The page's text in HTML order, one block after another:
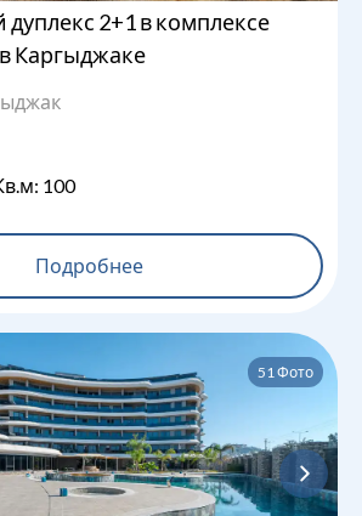
2+1 в комплексе
в Каргыджаке
100
Подробнее
51 Фото